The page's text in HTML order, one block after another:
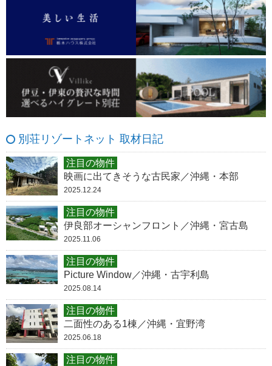
別荘リゾートネット 取材日記
注目の物件
映画に出てきそうな古民家／沖縄・本部
2025.12.24
注目の物件
伊良部オーシャンフロント／沖縄・宮古島
2025.11.06
注目の物件
Picture Window／沖縄・古宇利島
2025.08.14
注目の物件
二面性のある1棟／沖縄・宜野湾
2025.06.18
注目の物件